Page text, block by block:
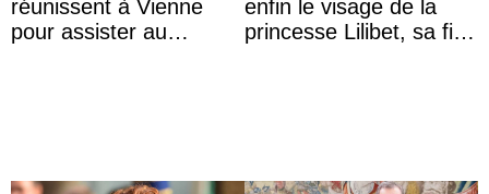
réunissent à Vienne
pour assister au
enfin le visage de la
princesse Lilibet, sa fille